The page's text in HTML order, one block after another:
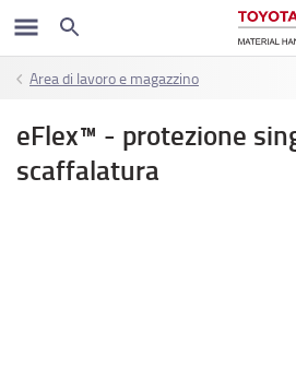
Area di lavoro e magazzino
eFlex™ - protezione
scaffalatura